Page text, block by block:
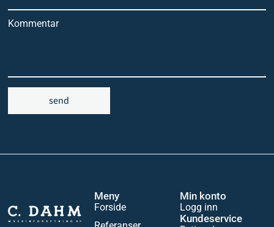
Kommentar
send
Meny
Forside
Min konto
Logg inn
Kundeservice